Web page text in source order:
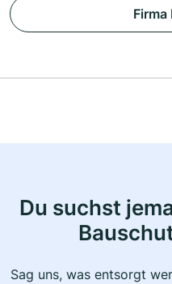
Firma
Du suchst
Sag uns, was entsorgt